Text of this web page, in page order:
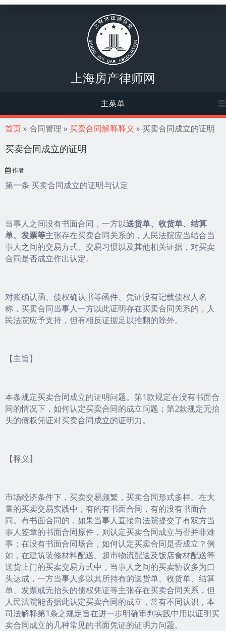
上海房产律师网
主菜单
你在这里
首页» 合同管理 » 买卖合同解释释义 » 买卖合同成立的证明
买卖合同成立的证明
作者
第一条 买卖合同成立的证明与认定
当事人之间没有书面合同，一方以送货单、收货单、结算
单、发票等主张存在买卖合同关系的，人民法院应当结合当
事人之间的交易方式、交易习惯以及其他相关证据，对买卖
合同是否成立作出认定。
对账确认函、债权确认书等函件、凭证没有记载债权人名
称，买卖合同当事人一方以此证明存在买卖合同关系的，人
民法院应予支持，但有相反证据足以推翻的除外。
【主旨】
本条规定买卖合同成立的证明问题。第1款规定在没有书面合
同的情况下，如何认定买卖合同的成立问题；第2款规定无抬
头的债权凭证对买卖合同成立的证明力。
【释义】
市场经济条件下，买卖交易频繁，买卖合同形式多样。在大
量的买卖交易实践中，有的有书面合同，有的没有书面合
同。有书面合同的，如果当事人直接向法院提交了有双方当
事人签章的书面合同原件，则认定买卖合同成立与否并非难
事；在没有书面合同场合，如何认定买卖合同是否成立？例
如，在建筑装修材料配送、超市物流配送及饭店食材配送等
送货上门的买卖交易方式中，当事人之间的买卖协议多为口
头达成，一方当事人多以其所持有的送货单、收货单、结算
单、发票或无抬头的债权凭证等主张存在买卖合同关系，但
人民法院能否据此认定买卖合同的成立，常有不同认识，本
司法解释第1条之规定旨在进一步明确审判实践中用以证明买
卖合同成立的几种常见的书面凭证的证明力问题。